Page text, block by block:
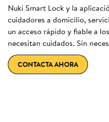
Nuki Smart Lock y la
cuidadores a domicilio,
un acceso rápido y fiable a
necesitan cuidados. Sin
CONTACTA AHORA